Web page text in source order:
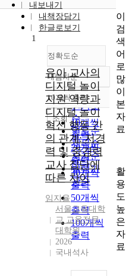
내보내기
내책장담기
한글로보기
정확도순
정확도
순
인기도
순
연도순
제목순
저자순
발행기
관순
내림차순
내림차순
10개씩 출력
10개씩
출력
20개씩
출력
30개씩
출력
50개씩
출력
100개씩
출력
조회
1
유아 교사의
디지털 놀이
지원 역량과
디지털 놀이
혁신 행동 간
의 관계: 저경
력 및 중경력
교사 집단에
따른 차이
임지율
서울교육대학
교 교육전문
대학원
2026
국내석사
이
검
색
어
로
많
이
본
자
료
활
용
도
높
은
자
료